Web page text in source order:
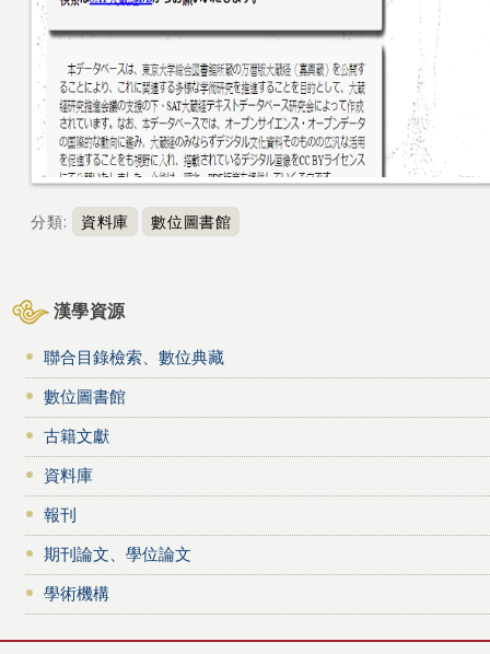
分類: 資料庫 數位圖書館
漢學資源
聯合目錄檢索、數位典藏
數位圖書館
古籍文獻
資料庫
報刊
期刊論文、學位論文
學術機構